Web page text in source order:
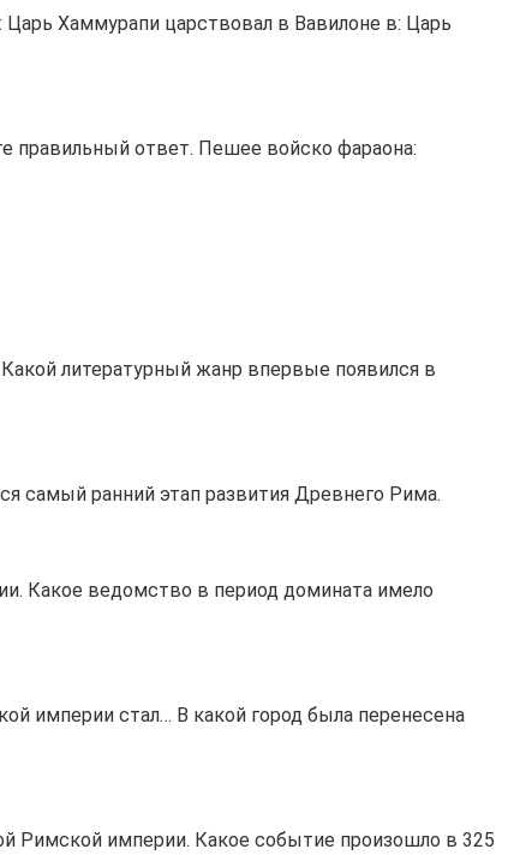
Хаммурапи царствовал в Вавилоне в: Царь
правильный ответ. Пешее войско фараона:
литературный жанр впервые появился в
самый ранний этап развития Древнего Рима.
Какое ведомство в период домината имело
империи стал… В какой город была перенесена
Римской империи. Какое событие произошло в 325